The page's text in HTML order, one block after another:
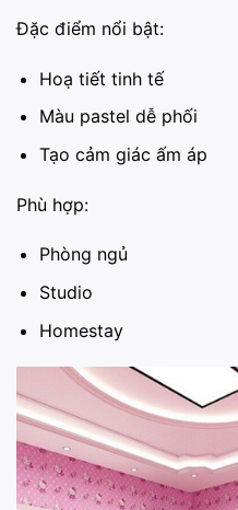
Đặc điểm nổi bật:
Hoạ tiết tinh tế
Màu pastel dễ phối
Tạo cảm giác ấm áp
Phù hợp:
Phòng ngủ
Studio
Homestay